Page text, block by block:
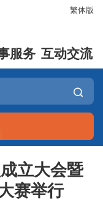
繁体版
服务 互动交流
立大会暨
赛举行